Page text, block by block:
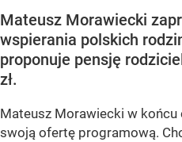
Mateusz Morawiecki
wspierania polskich
proponuje pensję
zł.
Mateusz Morawiecki w końcu
swoją ofertę programową.